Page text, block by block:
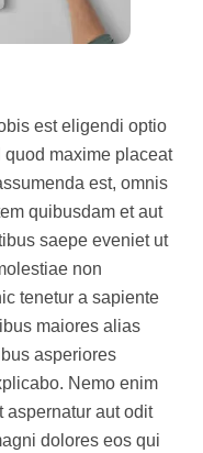
est eligendi optio
maxime placeat
est, omnis
quibusdam et aut
saepe eveniet ut
non
tenetur a sapiente
maiores alias
asperiores
Nemo enim
aspernatur aut odit
dolores eos qui